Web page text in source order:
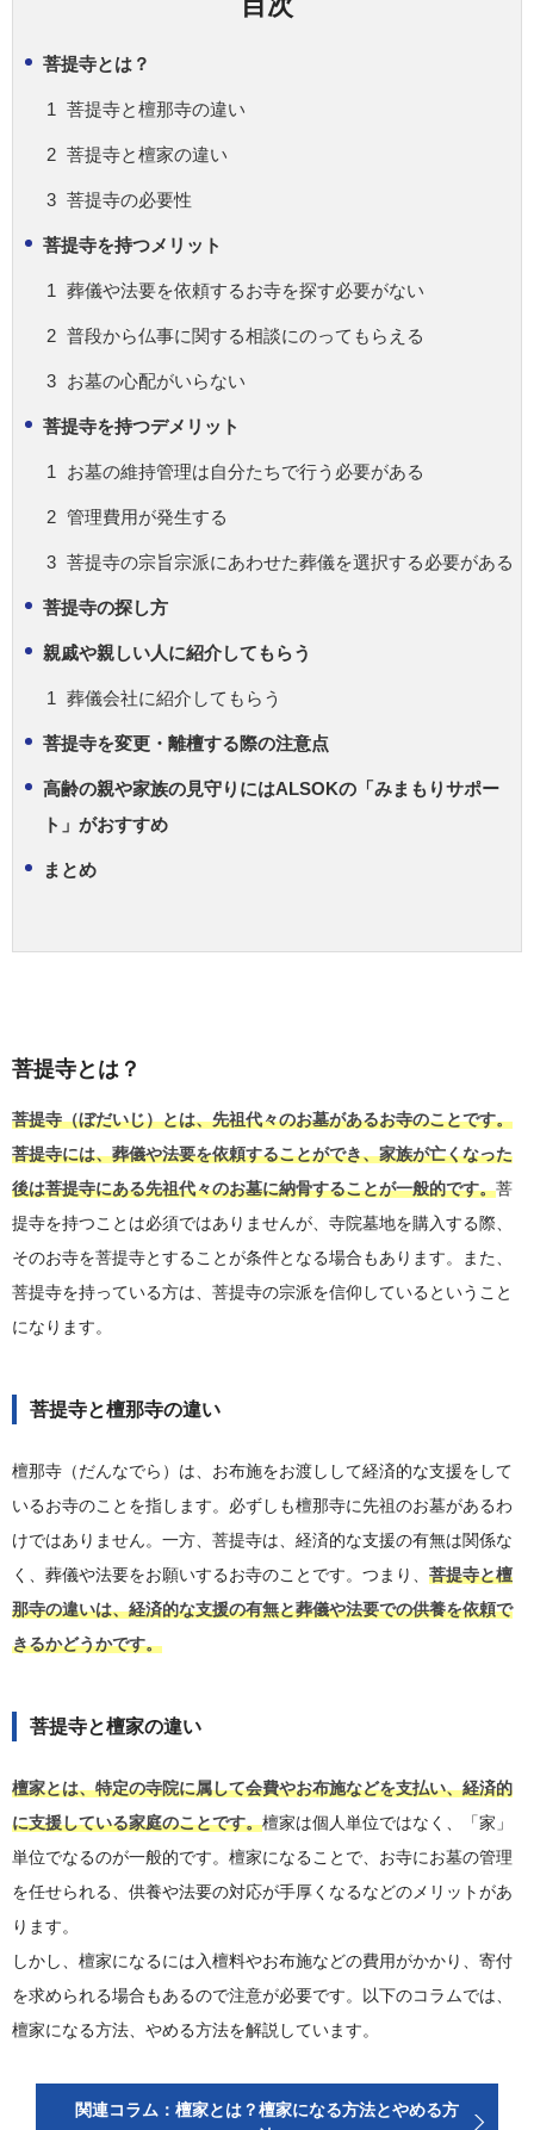
菩提寺とは？
菩提寺と檀那寺の違い
菩提寺と檀家の違い
菩提寺の必要性
菩提寺を持つメリット
葬儀や法要を依頼するお寺を探す必要がない
普段から仏事に関する相談にのってもらえる
お墓の心配がいらない
菩提寺を持つデメリット
お墓の維持管理は自分たちで行う必要がある
管理費用が発生する
菩提寺の宗旨宗派にあわせた葬儀を選択する必要がある
菩提寺の探し方
親戚や親しい人に紹介してもらう
葬儀会社に紹介してもらう
菩提寺を変更・離檀する際の注意点
高齢の親や家族の見守りにはALSOKの「みまもりサポー
ト」がおすすめ
まとめ
菩提寺とは？
菩提寺（ぼだいじ）とは、先祖代々のお墓があるお寺のことです。
菩提寺には、葬儀や法要を依頼することができ、家族が亡くなった
後は菩提寺にある先祖代々のお墓に納骨することが一般的です。菩
提寺を持つことは必須ではありませんが、寺院墓地を購入する際、
そのお寺を菩提寺とすることが条件となる場合もあります。また、
菩提寺を持っている方は、菩提寺の宗派を信仰しているということ
になります。
菩提寺と檀那寺の違い
檀那寺（だんなでら）は、お布施をお渡しして経済的な支援をして
いるお寺のことを指します。必ずしも檀那寺に先祖のお墓があるわ
けではありません。一方、菩提寺は、経済的な支援の有無は関係な
く、葬儀や法要をお願いするお寺のことです。つまり、 菩提寺と檀
那寺の違いは、経済的な支援の有無と葬儀や法要での供養を依頼で
きるかどうかです。
菩提寺と檀家の違い
檀家とは、特定の寺院に属して会費やお布施などを支払い、経済的
に支援している家庭のことです。檀家は個人単位ではなく、「家」
単位でなるのが一般的です。檀家になることで、お寺にお墓の管理
を任せられる、供養や法要の対応が手厚くなるなどのメリットがあ
ります。
しかし、檀家になるには入檀料やお布施などの費用がかかり、寄付
を求められる場合もあるので注意が必要です。以下のコラムでは、
檀家になる方法、やめる方法を解説しています。
関連コラム：檀家とは？檀家になる方法とやめる方